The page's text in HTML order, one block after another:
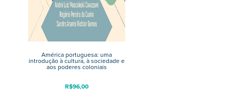
América portuguesa: uma
introdução à cultura, à sociedade e
aos poderes coloniais
R$96,00